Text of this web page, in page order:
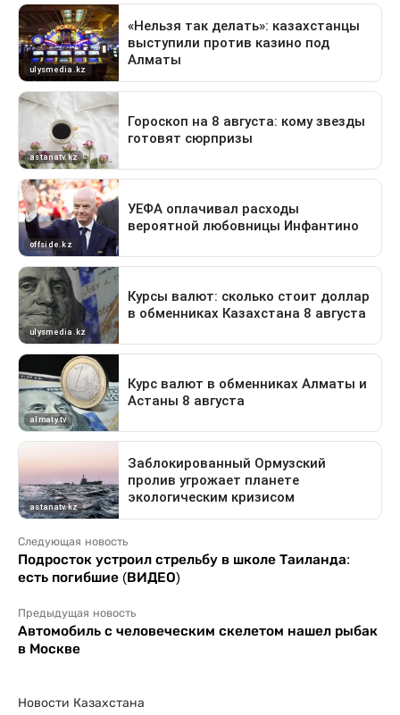
Следующая новость
Подросток устроил стрельбу в школе Таиланда:
есть погибшие (ВИДЕО)
Предыдущая новость
Автомобиль с человеческим скелетом нашел рыбак
в Москве
Новости Казахстана